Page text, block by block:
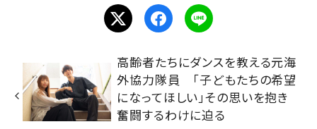
高齢者たちにダンスを教える元海
外協力隊員 「子どもたちの希望
になってほしい」その思いを抱き
奮闘するわけに迫る